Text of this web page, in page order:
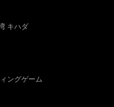
キハダ
ングゲーム